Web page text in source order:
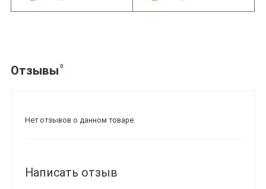
Отзывы 0
Нет отзывов о данном товаре.
Написать отзыв